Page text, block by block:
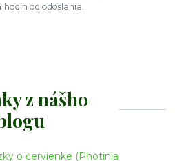
hodín od odoslania.
z nášho